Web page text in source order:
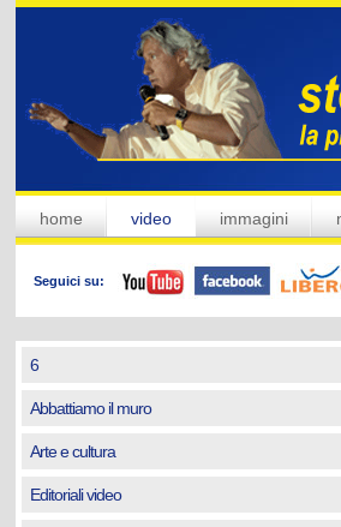
home video immagini
Seguici su:
6
Abbattiamo il muro
Arte e cultura
Editoriali video